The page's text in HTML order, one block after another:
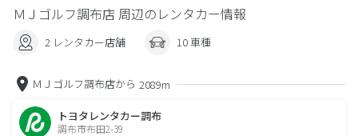
ＭＪゴルフ調布店 周辺のレンタカー情報
2 レンタカー店舗 10 車種
ＭＪゴルフ調布店から 2089m
トヨタレンタカー調布
調布市布田2-39